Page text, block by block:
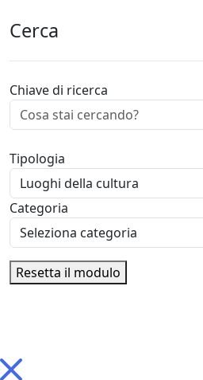
Cerca
Chiave di ricerca
Tipologia
Categoria
Resetta il modulo